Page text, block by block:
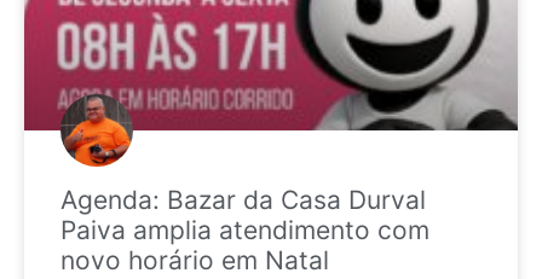
Agenda: Bazar da Casa Durval
Paiva amplia atendimento com
novo horário em Natal